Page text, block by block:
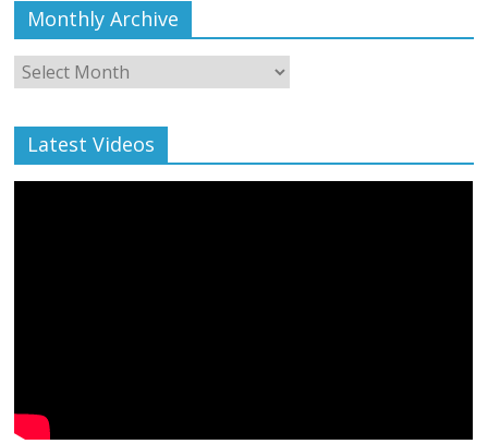
Monthly Archive
Monthly
Archive
Latest Videos